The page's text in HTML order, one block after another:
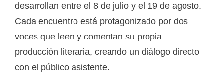
desarrollan entre el 8 de julio y el 19 de agosto.
Cada encuentro está protagonizado por dos
voces que leen y comentan su propia
producción literaria, creando un diálogo directo
con el público asistente.